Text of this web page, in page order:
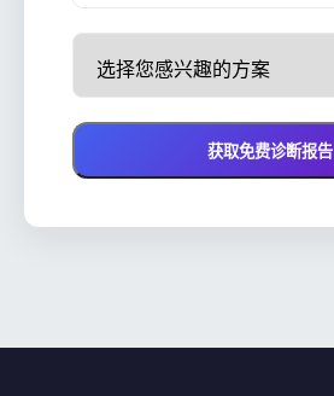
获取免费诊断报告